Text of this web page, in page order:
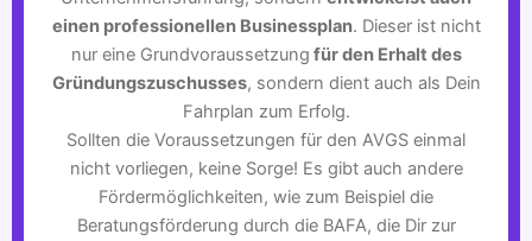
einen professionellen Businessplan. Dieser ist nicht
nur eine Grundvoraussetzung für den Erhalt des
Gründungszuschusses, sondern dient auch als Dein
Fahrplan zum Erfolg.
Sollten die Voraussetzungen für den AVGS einmal
nicht vorliegen, keine Sorge! Es gibt auch andere
Fördermöglichkeiten, wie zum Beispiel die
Beratungsförderung durch die BAFA, die Dir zur